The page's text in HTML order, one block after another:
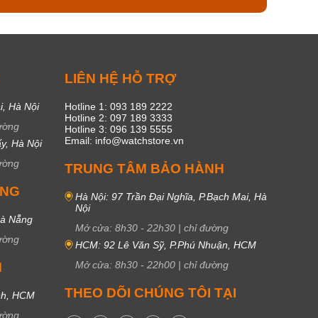
Hà Nội
Hà Nội
Nẵng
HCM
LIÊN HỆ HỖ TRỢ
Hotline 1: 093 189 2222
Hotline 2: 097 189 3333
Hotline 3: 096 139 5555
Email: info@watchstore.vn
TRUNG TÂM BẢO HÀNH
Hà Nội: 97 Trần Đại Nghĩa, P.Bạch Mai, Hà
Nội
Mở cửa: 8h30 - 22h30 | chỉ đường
HCM: 92 Lê Văn Sỹ, P.Phú Nhuận, HCM
Mở cửa: 8h30 - 22h00 | chỉ đường
THEO DÕI CHÚNG TÔI TẠI